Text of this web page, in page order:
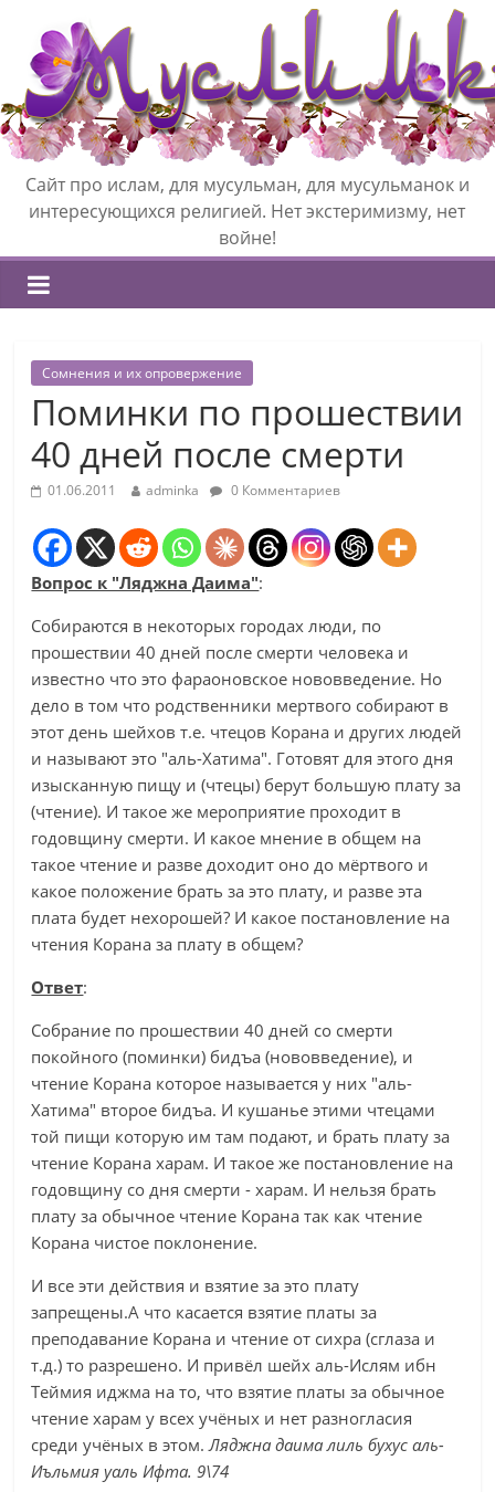
Сайт про ислам, для мусульман, для мусульманок и
интересующихся религией. Нет экстеримизму, нет
войне!
Сомнения и их опровержение
Поминки по прошествии
40 дней после смерти
01.06.2011 adminka 0 Комментариев
Вопрос к "Ляджна Даима":
Собираются в некоторых городах люди, по
прошествии 40 дней после смерти человека и
известно что это фараоновское нововведение. Но
дело в том что родственники мертвого собирают в
этот день шейхов т.е. чтецов Корана и других людей
и называют это "аль-Хатима". Готовят для этого дня
изысканную пищу и (чтецы) берут большую плату за
(чтение). И такое же мероприятие проходит в
годовщину смерти. И какое мнение в общем на
такое чтение и разве доходит оно до мёртвого и
какое положение брать за это плату, и разве эта
плата будет нехорошей? И какое постановление на
чтения Корана за плату в общем?
Ответ:
Собрание по прошествии 40 дней со смерти
покойного (поминки) бидъа (нововведение), и
чтение Корана которое называется у них "аль-
Хатима" второе бидъа. И кушанье этими чтецами
той пищи которую им там подают, и брать плату за
чтение Корана харам. И такое же постановление на
годовщину со дня смерти - харам. И нельзя брать
плату за обычное чтение Корана так как чтение
Корана чистое поклонение.
И все эти действия и взятие за это плату
запрещены.А что касается взятие платы за
преподавание Корана и чтение от сихра (сглаза и
т.д.) то разрешено. И привёл шейх аль-Ислям ибн
Теймия иджма на то, что взятие платы за обычное
чтение харам у всех учёных и нет разногласия
среди учёных в этом.Ляджна даима лиль бухус аль-
Иъльмия уаль Ифта. 9\74